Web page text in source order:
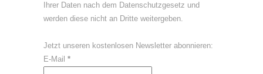
Ihrer Daten nach dem Datenschutzgesetz und
werden diese nicht an Dritte weitergeben.
Jetzt unseren kostenlosen Newsletter abonnieren:
E-Mail *